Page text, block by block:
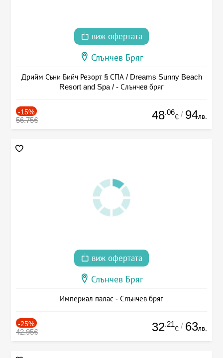
виж офертата
Слънчев Бряг
Дрийм Съни Бийч Резорт § СПА / Dreams Sunny Beach
Resort and Spa / - Слънчев бряг
-15%
56.75€ 48.06
€ / 94лв.
виж офертата
Слънчев Бряг
Империал палас - Слънчев бряг
-25%
42.95€ 32.21
€ / 63лв.